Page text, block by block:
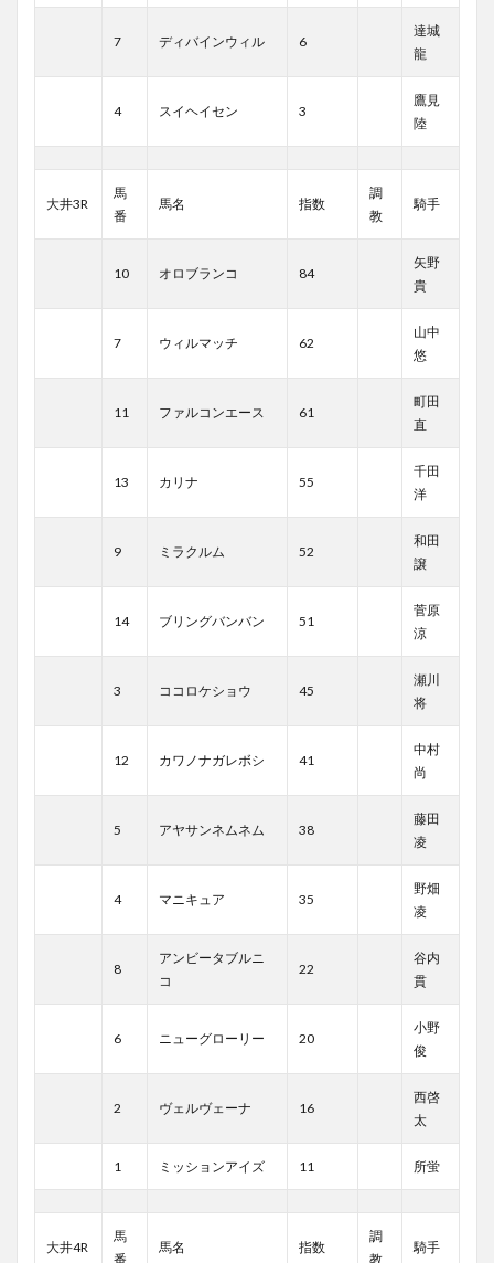
7 ディバインウィル 6
達城
龍
4 スイヘイセン 3
鷹見
陸
大井3R
馬
番
馬名 指数
調
教
騎手
10 オロブランコ 84
矢野
貴
7 ウィルマッチ 62
山中
悠
11 ファルコンエース 61
町田
直
13 カリナ 55
千田
洋
9 ミラクルム 52
和田
譲
14 ブリングバンバン 51
菅原
涼
3 ココロケショウ 45
瀬川
将
12 カワノナガレボシ 41
中村
尚
5 アヤサンネムネム 38
藤田
凌
4 マニキュア 35
野畑
凌
8
アンビータブルニ
コ
22
谷内
貫
6 ニューグローリー 20
小野
俊
2 ヴェルヴェーナ 16
西啓
太
1 ミッションアイズ 11 所蛍
大井4R
馬
番
馬名 指数
調
教
騎手